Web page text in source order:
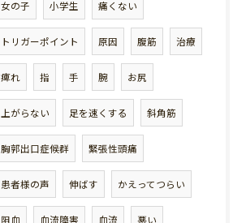
女の子 小学生 痛くない
トリガーポイント 原因 腹筋 治療
痺れ 指 手 腕 お尻
上がらない 足を速くする 斜角筋
胸郭出口症候群 緊張性頭痛
患者様の声 伸ばす かえってつらい
阻血 血流障害 血流 悪い